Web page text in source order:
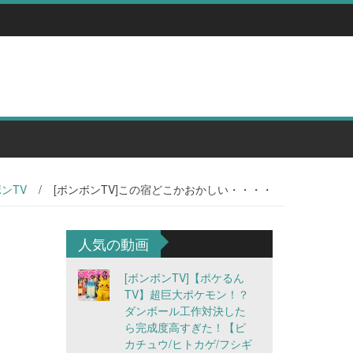
TV / [ボンボンTV]この宿どこかおかしい・・・・
人気の動画
[ボンボンTV]【ポケるん
TV】超巨大ポケモン！？
ダンボール工作対決した
ら完成度高すぎた！【ピ
カチュウ/ヒトカゲ/フシギ